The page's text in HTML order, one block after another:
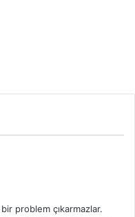
problem çıkarmazlar.